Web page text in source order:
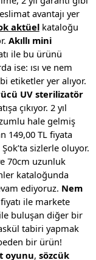
avantajı yer
aktüelkataloğu
Akıllı mini
ile bu ürünü
ise: ısı ve nem
etiketler yer alıyor.
UV sterilizatör
çıkıyor. 2 yıl
hale gelmiş
149,00 TL fiyata
sizlerle oluyor.
70cm uzunluk
kataloğunda
ediyoruz. Nem
ile markete
ile buluşan diğer bir
tabiri yapmak
bir ürün!
oyunu, sözcük